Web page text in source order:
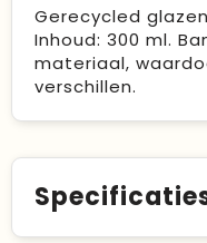
Gerecycled
Inhoud: 300 ml.
materiaal,
verschillen.